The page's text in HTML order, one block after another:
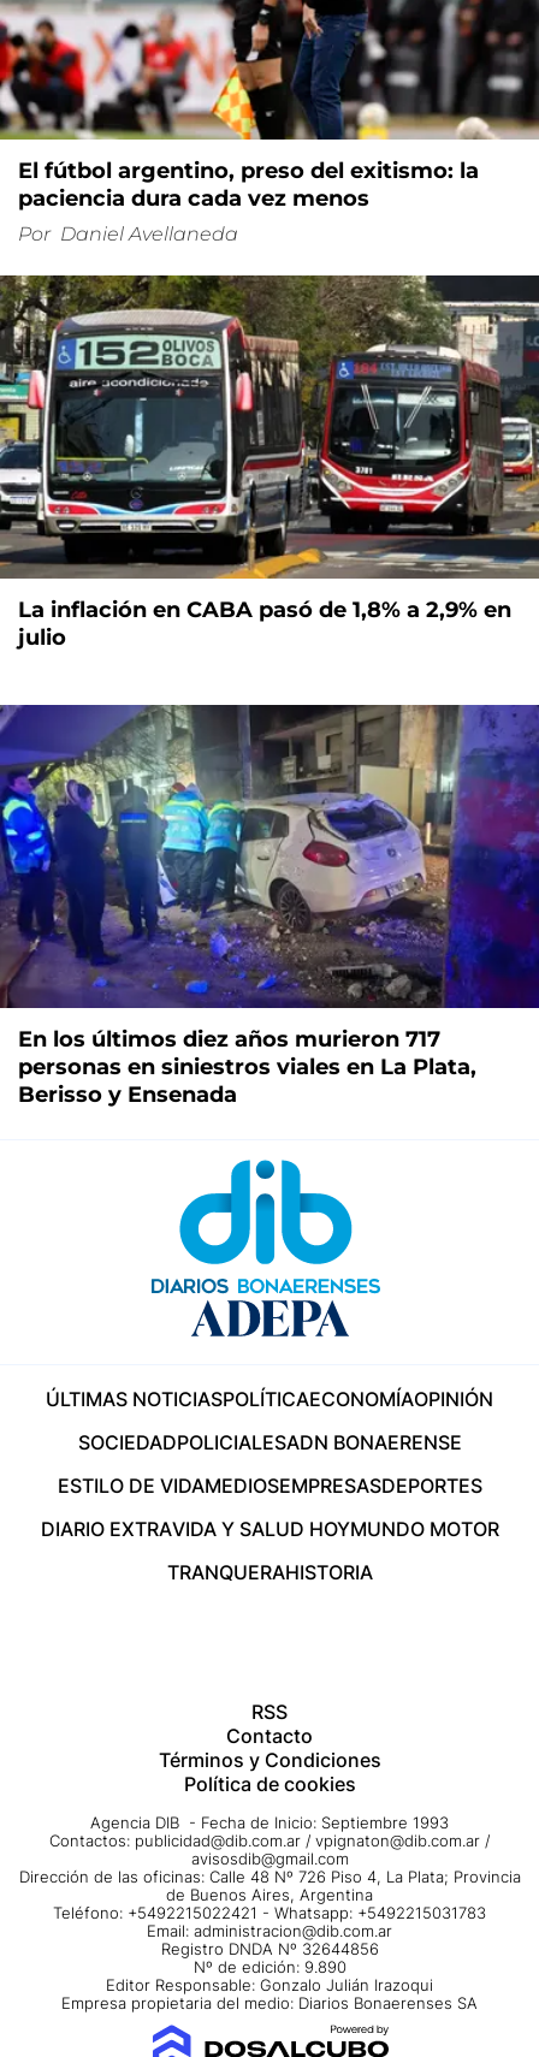
El fútbol argentino, preso del exitismo: la
paciencia dura cada vez menos
Por Daniel Avellaneda
La inflación en CABA pasó de 1,8% a 2,9% en
julio
En los últimos diez años murieron 717
personas en siniestros viales en La Plata,
Berisso y Ensenada
ÚLTIMAS NOTICIASPOLÍTICAECONOMÍAOPINIÓN
SOCIEDADPOLICIALESADN BONAERENSE
ESTILO DE VIDAMEDIOSEMPRESASDEPORTES
DIARIO EXTRAVIDA Y SALUD HOYMUNDO MOTOR
TRANQUERAHISTORIA
RSS
Contacto
Términos y Condiciones
Política de cookies
Agencia DIB - Fecha de Inicio: Septiembre 1993
Contactos: publicidad@dib.com.ar / vpignaton@dib.com.ar /
avisosdib@gmail.com
Dirección de las oficinas: Calle 48 Nº 726 Piso 4, La Plata; Provincia
de Buenos Aires, Argentina
Teléfono: +5492215022421 - Whatsapp: +5492215031783
Email: administracion@dib.com.ar
Registro DNDA Nº 32644856
Nº de edición: 9.890
Editor Responsable: Gonzalo Julián Irazoqui
Empresa propietaria del medio: Diarios Bonaerenses SA